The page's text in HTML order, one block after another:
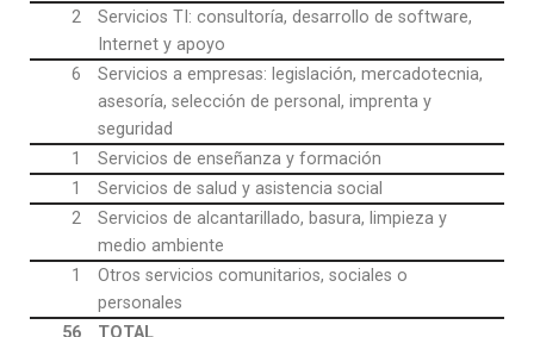
2
Servicios TI: consultoría, desarrollo de software,
Internet y apoyo
6
Servicios a empresas: legislación, mercadotecnia,
asesoría, selección de personal, imprenta y
seguridad
1
Servicios de enseñanza y formación
1
Servicios de salud y asistencia social
2
Servicios de alcantarillado, basura, limpieza y
medio ambiente
1
Otros servicios comunitarios, sociales o
personales